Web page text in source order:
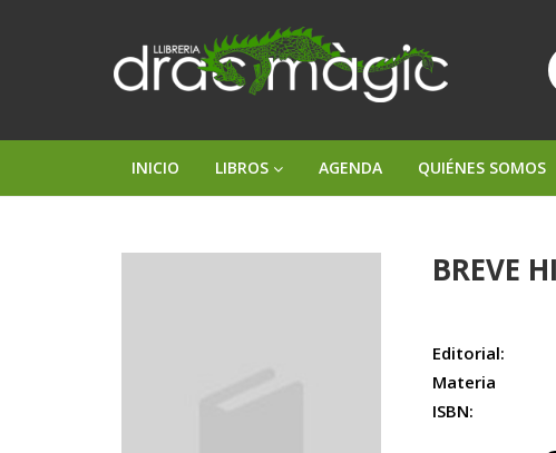
INICIO LIBROS AGENDA QUIÉNES SOMOS
BREVE
Editorial:
Materia
ISBN: